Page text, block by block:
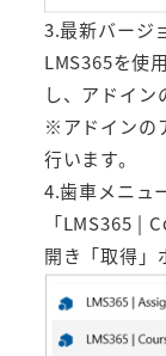
3.最新バージ
LMS365を使
し、アドイン
※アドインの
行います。
4.歯車メニュ
「LMS365 |
開き「取得」